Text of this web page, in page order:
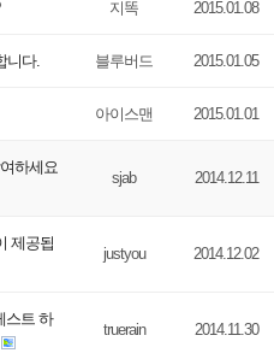
지똑 2015.01.08
니다. 블루버드 2015.01.05
아이스맨 2015.01.01
하세요
sjab 2014.12.11
제공됩
justyou 2014.12.02
스트 하
truerain 2014.11.30